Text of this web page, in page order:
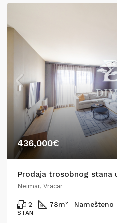
436,000€
Neimar, Vracar
2 78m² Namešteno
STAN